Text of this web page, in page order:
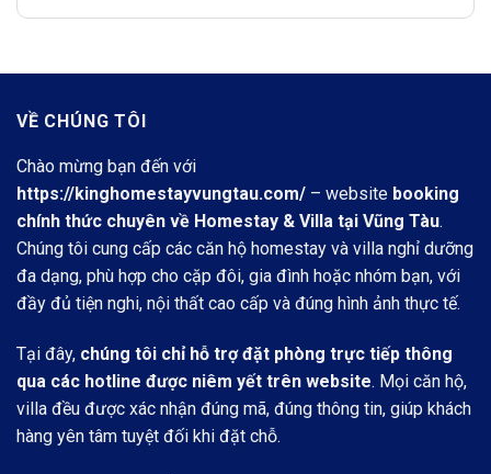
là:
tại
VỀ CHÚNG TÔI
Chào mừng bạn đến với
https://kinghomestayvungtau.com/ – website booking
chính thức chuyên về Homestay & Villa tại Vũng Tàu.
Chúng tôi cung cấp các căn hộ homestay và villa nghỉ dưỡng
đa dạng, phù hợp cho cặp đôi, gia đình hoặc nhóm bạn, với
đầy đủ tiện nghi, nội thất cao cấp và đúng hình ảnh thực tế.
Tại đây, chúng tôi chỉ hỗ trợ đặt phòng trực tiếp thông
qua các hotline được niêm yết trên website. Mọi căn hộ,
villa đều được xác nhận đúng mã, đúng thông tin, giúp khách
hàng yên tâm tuyệt đối khi đặt chỗ.